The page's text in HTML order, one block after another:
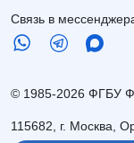
Связь в
© 1985-2026 ФГБУ
115682, г. Москва,